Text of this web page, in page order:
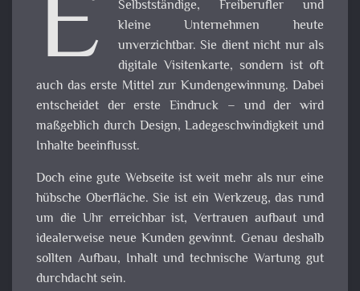
Selbstständige, Freiberufler und
kleine Unternehmen heute
unverzichtbar. Sie dient nicht nur als
digitale Visitenkarte, sondern ist oft
auch das erste Mittel zur Kundengewinnung. Dabei
entscheidet der erste Eindruck – und der wird
maßgeblich durch Design, Ladegeschwindigkeit und
Inhalte beeinflusst.
Doch eine gute Webseite ist weit mehr als nur eine
hübsche Oberfläche. Sie ist ein Werkzeug, das rund
um die Uhr erreichbar ist, Vertrauen aufbaut und
idealerweise neue Kunden gewinnt. Genau deshalb
sollten Aufbau, Inhalt und technische Wartung gut
durchdacht sein.